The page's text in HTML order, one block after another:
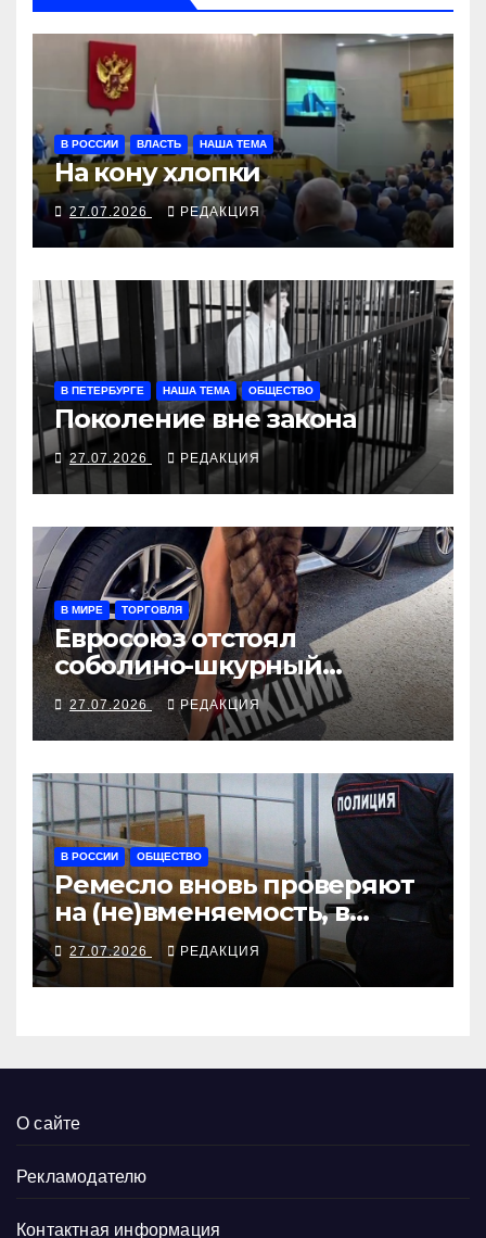
В РОССИИ ВЛАСТЬ НАША ТЕМА
На кону хлопки
27.07.2026 РЕДАКЦИЯ
В ПЕТЕРБУРГЕ НАША ТЕМА ОБЩЕСТВО
Поколение вне закона
27.07.2026 РЕДАКЦИЯ
В МИРЕ ТОРГОВЛЯ
Евросоюз отстоял
соболино-шкурный
интерес модных домов
27.07.2026 РЕДАКЦИЯ
В РОССИИ ОБЩЕСТВО
Ремесло вновь проверяют
на (не)вменяемость, в
Хабаровске борются с
новозеландской разведкой
27.07.2026 РЕДАКЦИЯ
О сайте
Рекламодателю
Контактная информация